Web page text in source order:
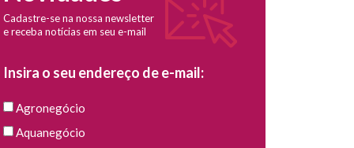
Cadastre-se na nossa newsletter
e receba notícias em seu e-mail
Insira o seu endereço de e-mail:
Agronegócio
Aquanegócio